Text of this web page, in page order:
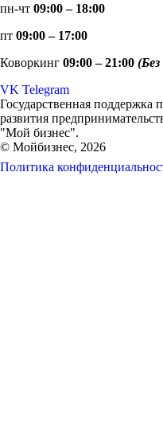
пн-чт 09:00 – 18:00
пт 09:00 – 17:00
Коворкинг 09:00 – 21:00
VK Telegram
Государственная
развития
"Мой бизнес".
© Мойбизнес, 2026
Политика